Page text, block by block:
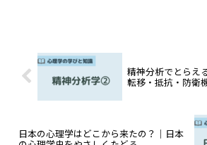
精神分析でとらえ
転移・抵抗・防衛
日本の心理学はどこから来たの？｜日本